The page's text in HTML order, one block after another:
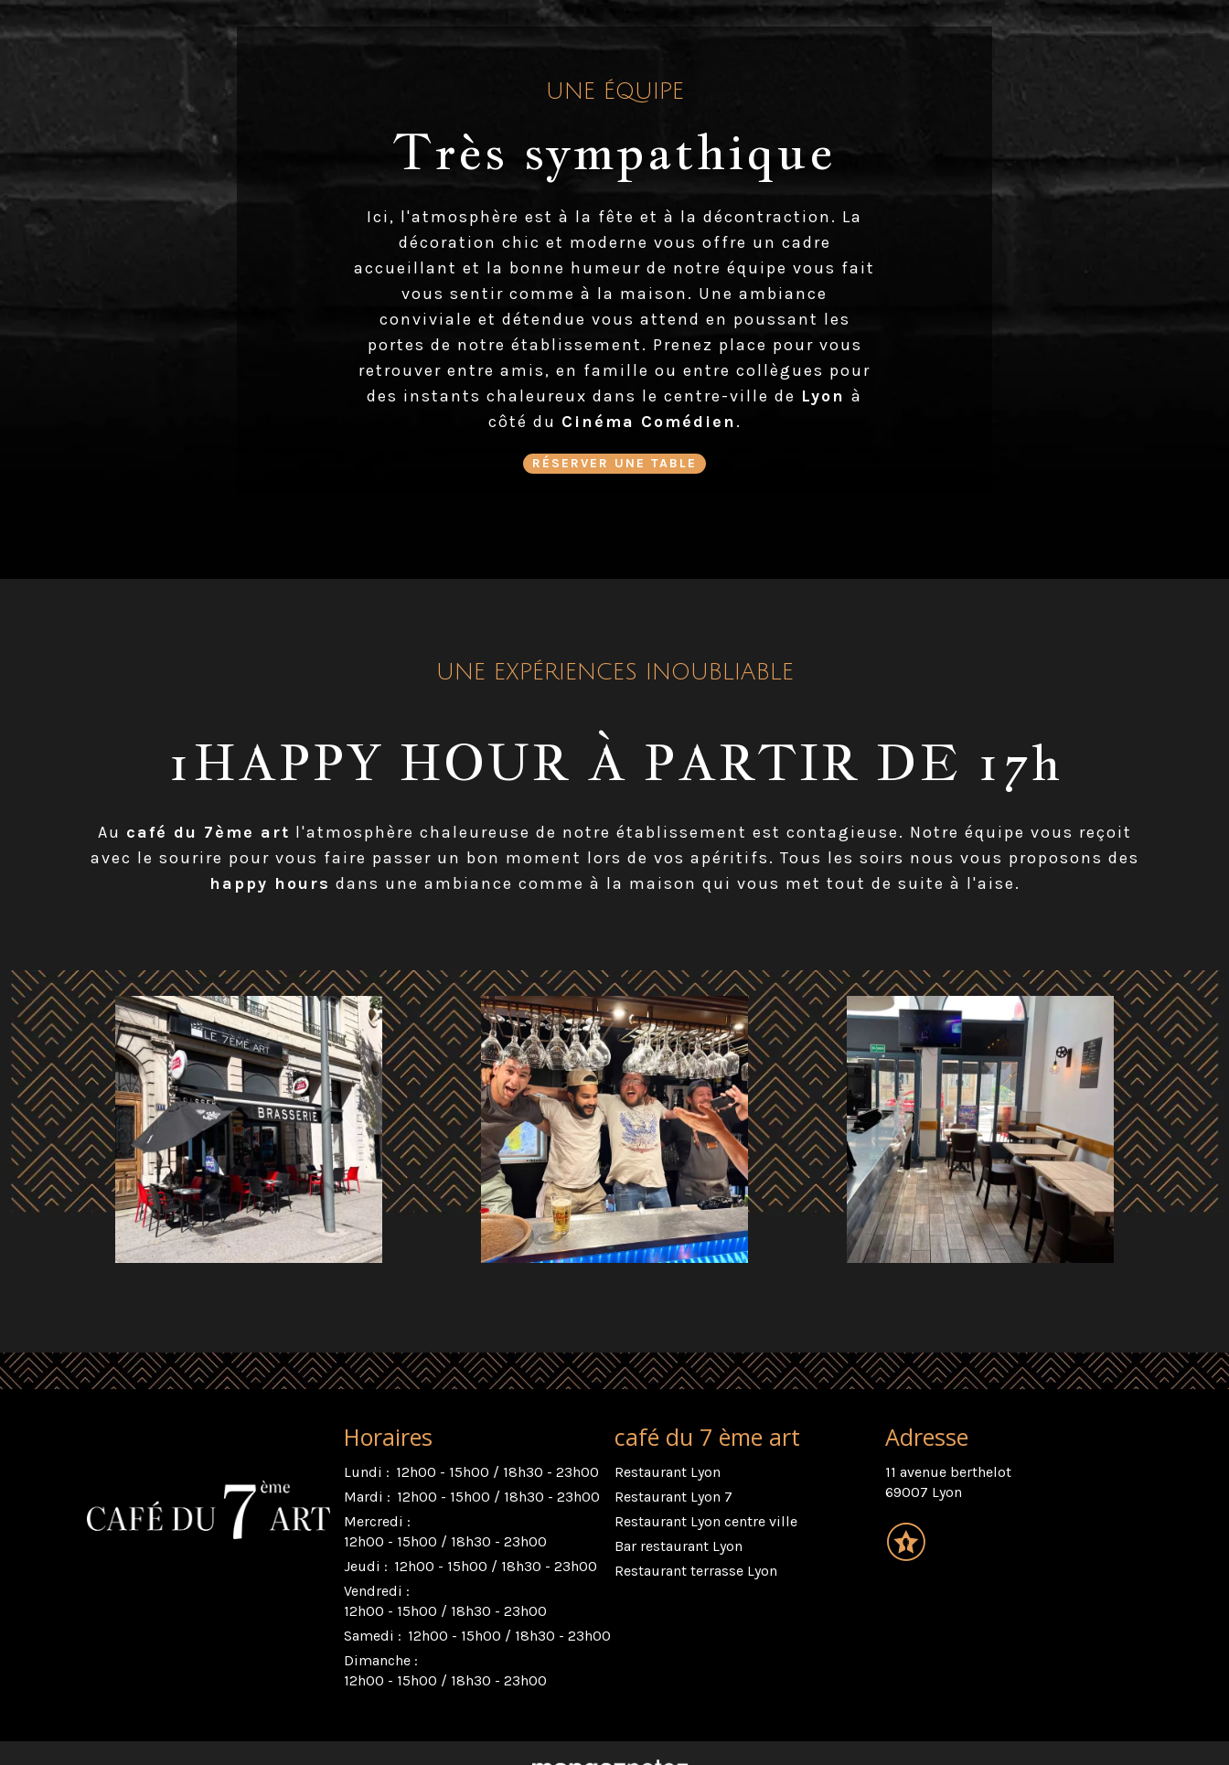
UNE ÉQUIPE
Très sympathique
Ici, l'atmosphère est à la fête et à la décontraction. La
décoration chic et moderne vous offre un cadre
accueillant et la bonne humeur de notre équipe vous fait
vous sentir comme à la maison. Une ambiance
conviviale et détendue vous attend en poussant les
portes de notre établissement. Prenez place pour vous
retrouver entre amis, en famille ou entre collègues pour
des instants chaleureux dans le centre-ville de Lyon à
côté du Cinéma Comédien.
RÉSERVER UNE TABLE
UNE EXPÉRIENCES INOUBLIABLE
1HAPPY HOUR À PARTIR DE 17h
Au café du 7ème art l'atmosphère chaleureuse de notre établissement est contagieuse. Notre équipe vous reçoit
avec le sourire pour vous faire passer un bon moment lors de vos apéritifs. Tous les soirs nous vous proposons des
happy hours dans une ambiance comme à la maison qui vous met tout de suite à l'aise.
Horaires
Lundi : 12h00 - 15h00 / 18h30 - 23h00
Mardi : 12h00 - 15h00 / 18h30 - 23h00
Mercredi :
12h00 - 15h00 / 18h30 - 23h00
Jeudi : 12h00 - 15h00 / 18h30 - 23h00
Vendredi :
12h00 - 15h00 / 18h30 - 23h00
Samedi : 12h00 - 15h00 / 18h30 - 23h00
Dimanche :
12h00 - 15h00 / 18h30 - 23h00
café du 7 ème art
Restaurant Lyon
Restaurant Lyon 7
Restaurant Lyon centre ville
Bar restaurant Lyon
Restaurant terrasse Lyon
Adresse
11 avenue berthelot
69007 Lyon